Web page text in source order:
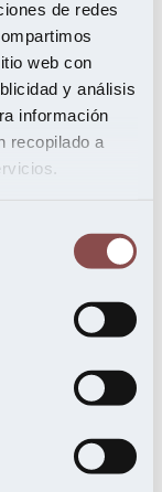
de redes
web con
y análisis
información
recopilado a